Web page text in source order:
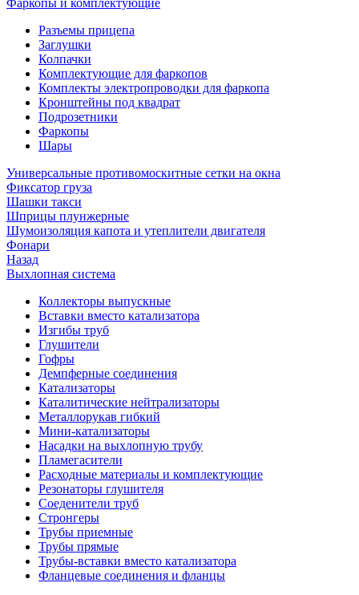
Фаркопы и комплектующие
Разъемы прицепа
Заглушки
Колпачки
Комплектующие для фаркопов
Комплекты электропроводки для фаркопа
Кронштейны под квадрат
Подрозетники
Фаркопы
Шары
Универсальные противомоскитные сетки на окна
Фиксатор груза
Шашки такси
Шприцы плунжерные
Шумоизоляция капота и утеплители двигателя
Фонари
Назад
Выхлопная система
Коллекторы выпускные
Вставки вместо катализатора
Изгибы труб
Глушители
Гофры
Демпферные соединения
Катализаторы
Каталитические нейтрализаторы
Металлорукав гибкий
Мини-катализаторы
Насадки на выхлопную трубу
Пламегасители
Расходные материалы и комплектующие
Резонаторы глушителя
Соеденители труб
Стронгеры
Трубы приемные
Трубы прямые
Трубы-вставки вместо катализатора
Фланцевые соединения и фланцы